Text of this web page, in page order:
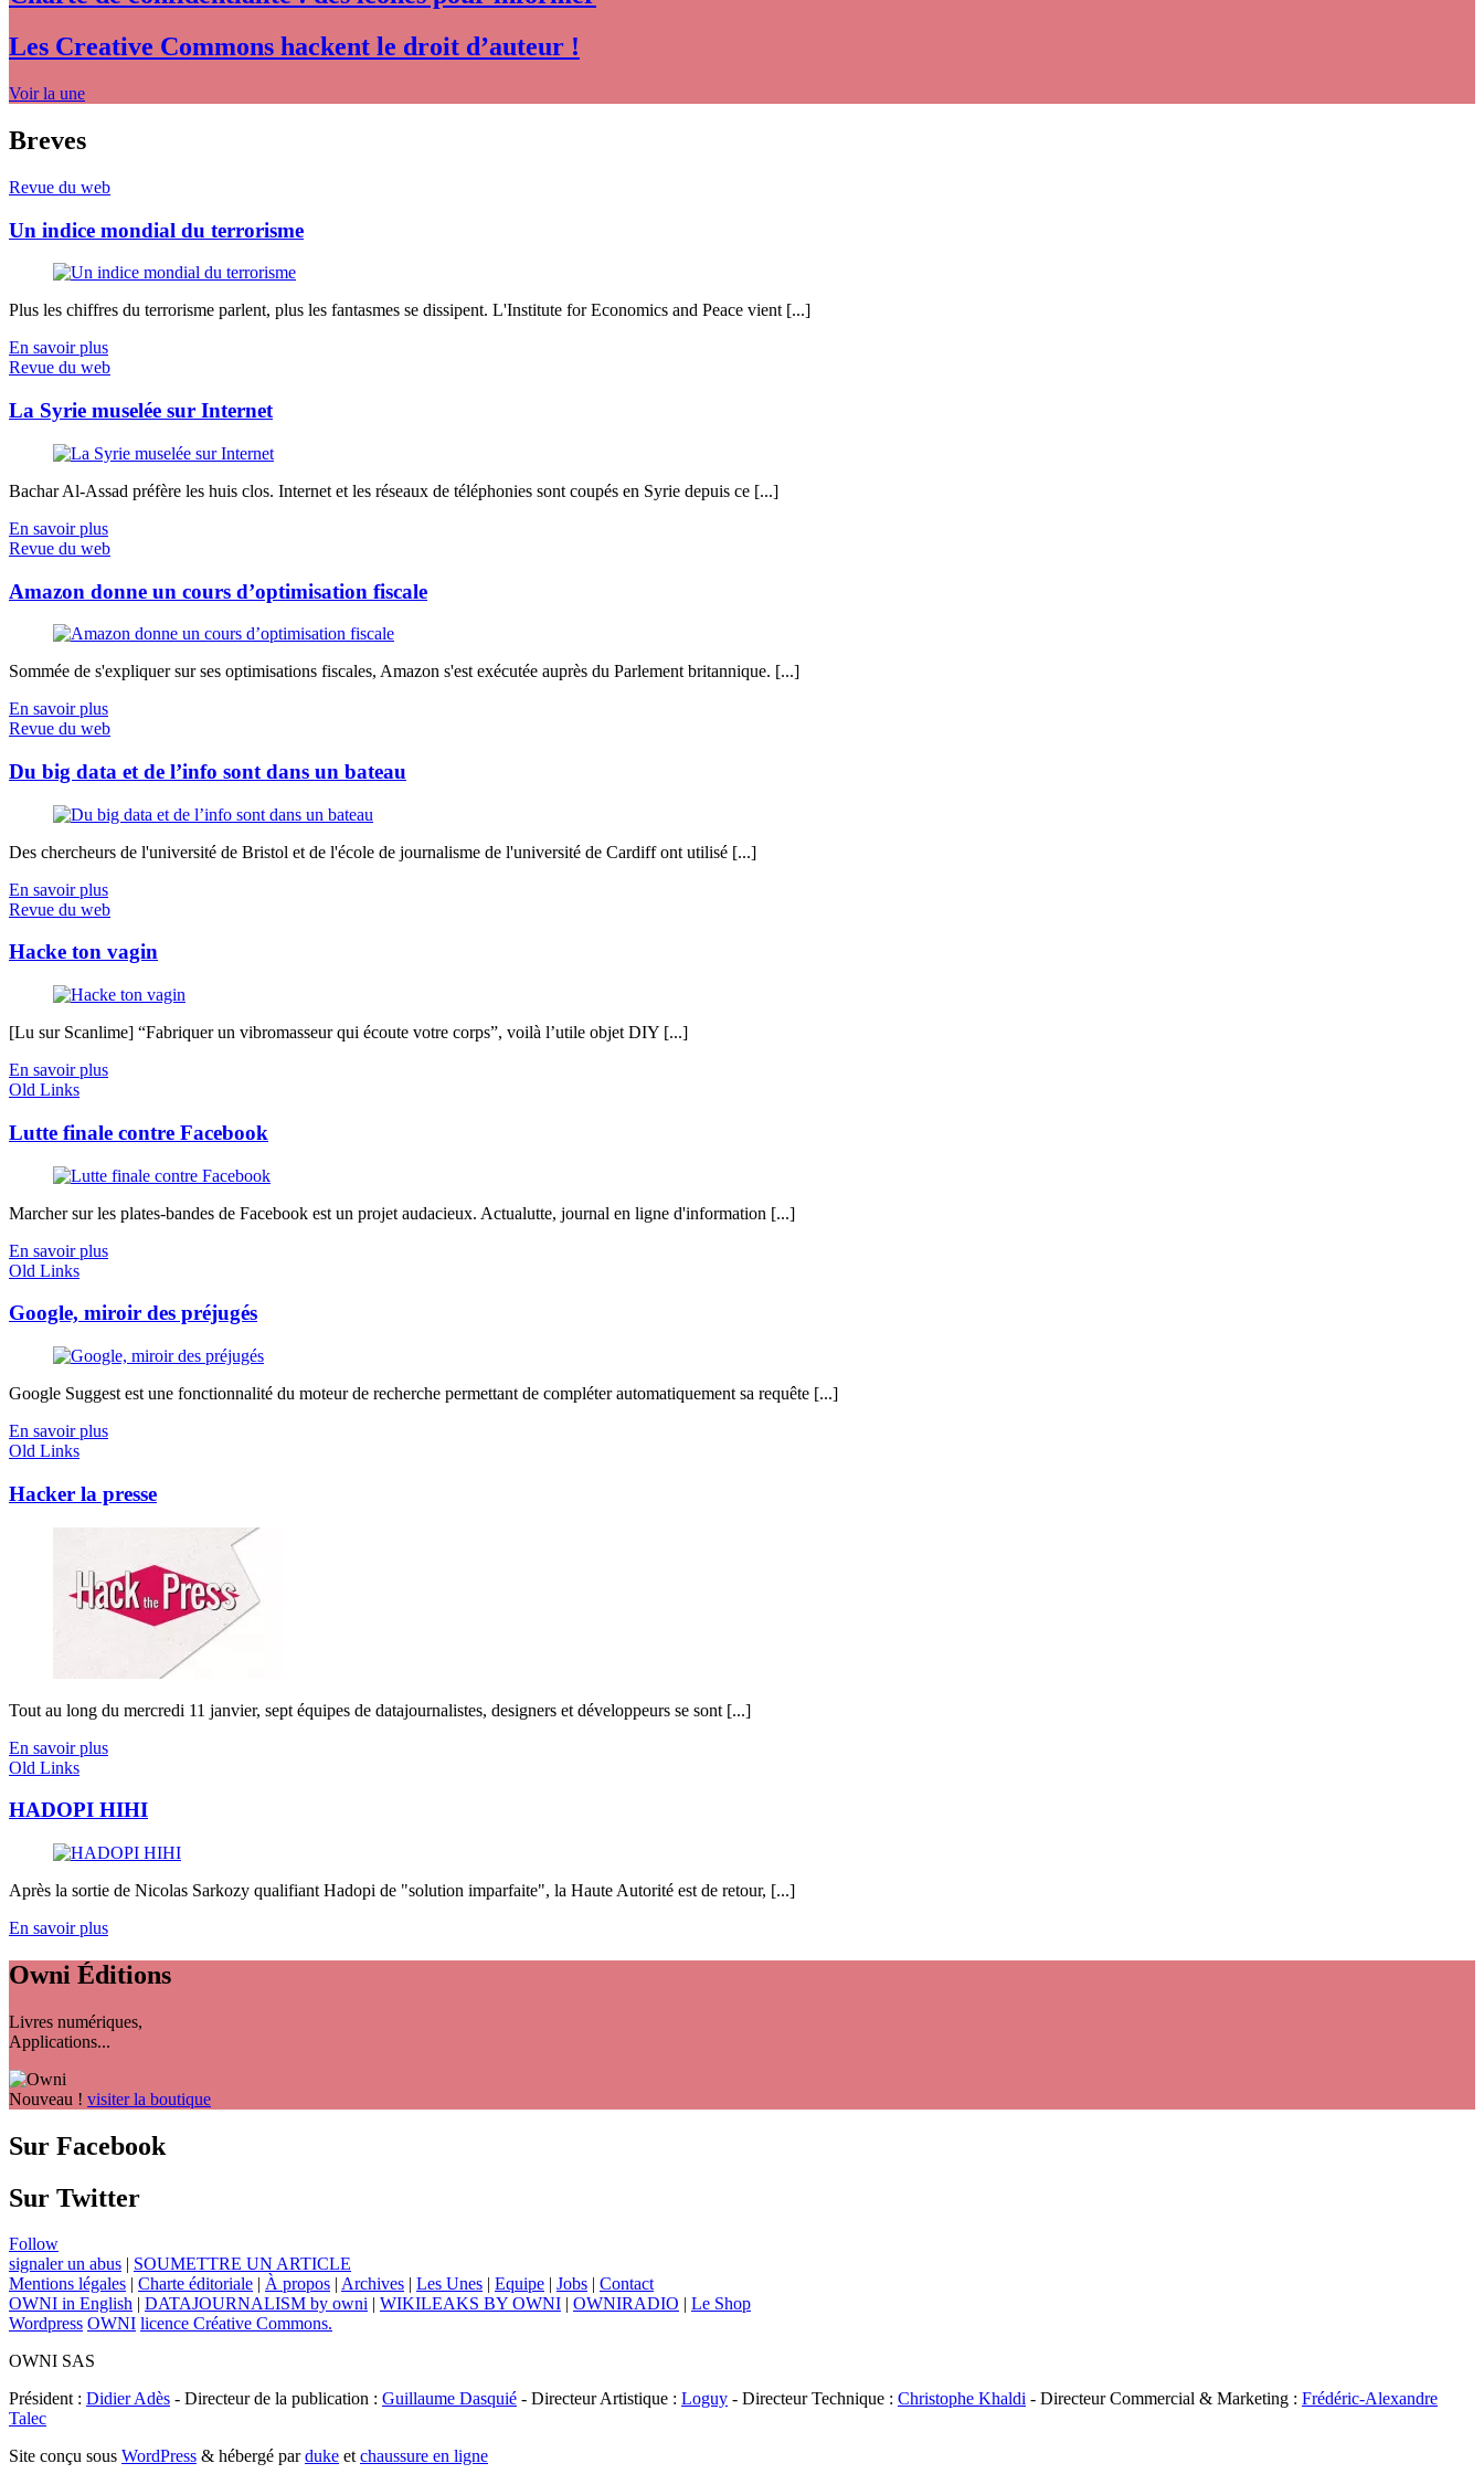
Les Creative Commons hackent le droit d’auteur !
Voir la une
Breves
Revue du web
Un indice mondial du terrorisme
Plus les chiffres du terrorisme parlent, plus les fantasmes se dissipent. L'Institute for Economics and Peace vient [...]
En savoir plus
Revue du web
La Syrie muselée sur Internet
Bachar Al-Assad préfère les huis clos. Internet et les réseaux de téléphonies sont coupés en Syrie depuis ce [...]
En savoir plus
Revue du web
Amazon donne un cours d’optimisation fiscale
Sommée de s'expliquer sur ses optimisations fiscales, Amazon s'est exécutée auprès du Parlement britannique. [...]
En savoir plus
Revue du web
Du big data et de l’info sont dans un bateau
Des chercheurs de l'université de Bristol et de l'école de journalisme de l'université de Cardiff ont utilisé [...]
En savoir plus
Revue du web
Hacke ton vagin
[Lu sur Scanlime] “Fabriquer un vibromasseur qui écoute votre corps”, voilà l’utile objet DIY [...]
En savoir plus
Old Links
Lutte finale contre Facebook
Marcher sur les plates-bandes de Facebook est un projet audacieux. Actualutte, journal en ligne d'information [...]
En savoir plus
Old Links
Google, miroir des préjugés
Google Suggest est une fonctionnalité du moteur de recherche permettant de compléter automatiquement sa requête [...]
En savoir plus
Old Links
Hacker la presse
Tout au long du mercredi 11 janvier, sept équipes de datajournalistes, designers et développeurs se sont [...]
En savoir plus
Old Links
HADOPI HIHI
Après la sortie de Nicolas Sarkozy qualifiant Hadopi de "solution imparfaite", la Haute Autorité est de retour, [...]
En savoir plus
Owni Éditions
Livres numériques,
Applications...
Nouveau ! visiter la boutique
Sur Facebook
Sur Twitter
Follow
signaler un abus
SOUMETTRE UN ARTICLE
Mentions légales
Charte éditoriale À propos Archives Les Unes Equipe Jobs
Contact
OWNI in English
DATAJOURNALISM by owni WIKILEAKS BY OWNI OWNIRADIO
Le Shop
Wordpress OWNI licence Créative Commons.
OWNI SAS
Président : Didier Adès - Directeur de la publication : Guillaume Dasquié - Directeur Artistique : Loguy - Directeur Technique : Christophe Khaldi - Directeur Commercial & Marketing : Frédéric-Alexandre
Talec
Site conçu sous WordPress & hébergé parduke etchaussure en ligne